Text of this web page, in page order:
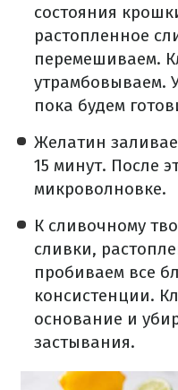
состояния
растопленное
перемешиваем.
утрамбовываем.
пока будем
Желатин
15 минут. После
микроволновке.
К сливочному
сливки,
пробиваем все
консистенции.
основание и
застывания.